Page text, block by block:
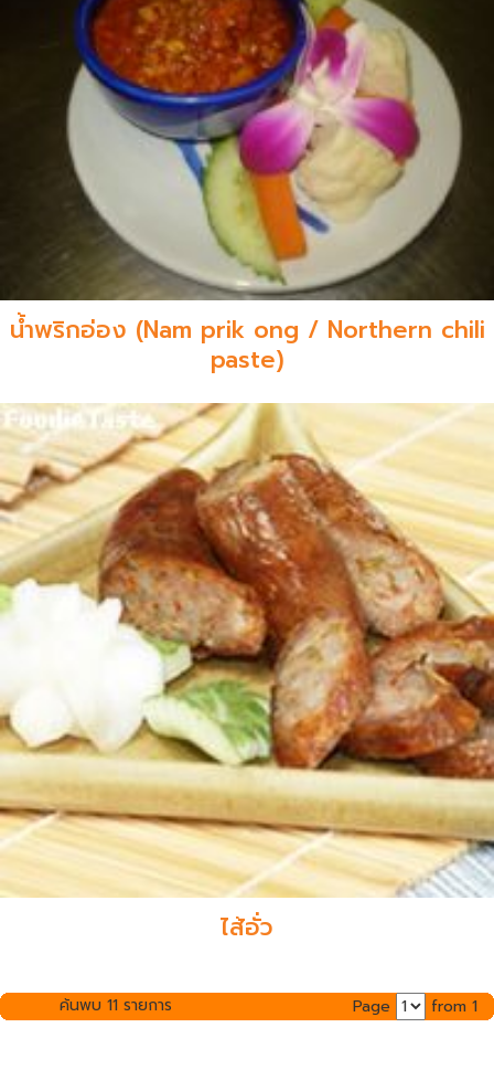
น้ำพริกอ่อง (Nam prik ong / Northern chili
paste)
ไส้อั่ว
ค้นพบ 11 รายการ Page from 1